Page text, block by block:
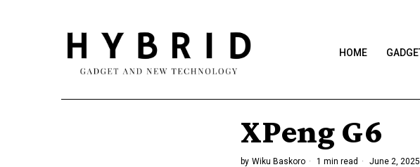
HOME
XPeng G6
by Wiku Baskoro 1 min read June 2, 2025